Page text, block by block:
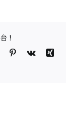
！
Tumblr Pinterest
Vk
Xing